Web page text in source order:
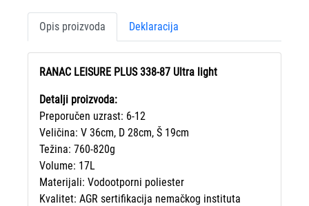
Opis proizvoda Deklaracija
RANAC LEISURE PLUS 338-87 Ultra light
Detalji proizvoda:
Preporučen uzrast: 6-12
Veličina: V 36cm, D 28cm, Š 19cm
Težina: 760-820g
Volume: 17L
Materijali: Vodootporni poliester
Kvalitet: AGR sertifikacija nemačkog instituta